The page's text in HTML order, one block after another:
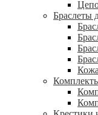
Браслеты